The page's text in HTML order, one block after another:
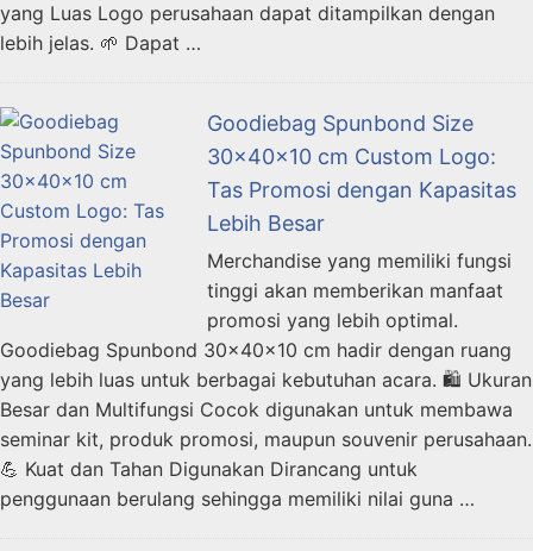
yang Luas Logo perusahaan dapat ditampilkan dengan
lebih jelas. 🌱 Dapat …
Goodiebag Spunbond Size
30x40x10 cm Custom Logo:
Tas Promosi dengan Kapasitas
Lebih Besar
Merchandise yang memiliki fungsi
tinggi akan memberikan manfaat
promosi yang lebih optimal.
Goodiebag Spunbond 30x40x10 cm hadir dengan ruang
yang lebih luas untuk berbagai kebutuhan acara. 🛍️ Ukuran
Besar dan Multifungsi Cocok digunakan untuk membawa
seminar kit, produk promosi, maupun souvenir perusahaan.
💪 Kuat dan Tahan Digunakan Dirancang untuk
penggunaan berulang sehingga memiliki nilai guna …